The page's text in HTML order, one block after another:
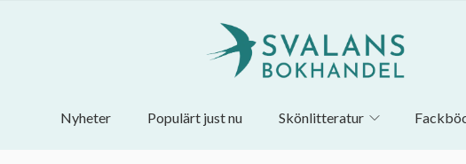
Nyheter Populärt just nu Skönlitteratur